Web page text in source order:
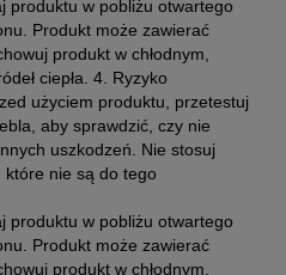
produktu w pobliżu otwartego
Produkt może zawierać
produkt w chłodnym,
ciepła. 4. Ryzyko
użyciem produktu, przetestuj
aby sprawdzić, czy nie
uszkodzeń. Nie stosuj
nie są do tego
produktu w pobliżu otwartego
Produkt może zawierać
produkt w chłodnym,